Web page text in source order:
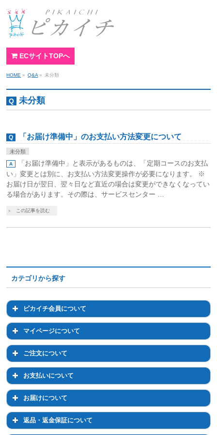
ECサイトTOPへ
HOME » Q&A » 未分類
未分類
「お届け準備中」のお支払い方法変更について
未分類
「お届け準備中」と表示があるものは、「定期コースのお支払
い」変更とは別に、お支払い方法変更操作が必要になります。 ※
お届け日が翌日、翌々日など直近の場合は変更ができなくなってい
る場合があります。その際は、サービスセンター …
この記事を読む
カテゴリから探す
ピカイチ会員について
ピカイチ会員について
会員登録について
退会について
マイページについて
マイページについて
マイページでのお手続き
ログイン・パスワードについて
登録情報の変更
ご注文について
ご注文について
注文前のご相談について
通常購入について
定期コースについて
お支払いについて
お支払いについて
お支払い方法について
お届けについて
お届けについて
返品・返金保証について